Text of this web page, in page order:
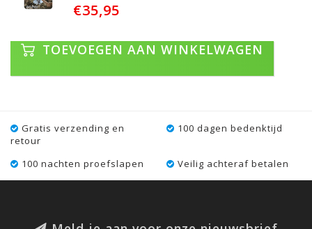
€35,95
TOEVOEGEN AAN WINKELWAGEN
Gratis verzending en
retour
100 dagen bedenktijd
100 nachten proefslapen Veilig achteraf betalen